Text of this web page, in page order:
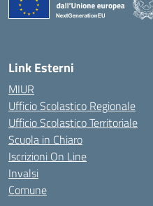
Link Esterni
MIUR
Ufficio Scolastico Regionale
Ufficio Scolastico Territoriale
Scuola in Chiaro
Iscrizioni On Line
Invalsi
Comune